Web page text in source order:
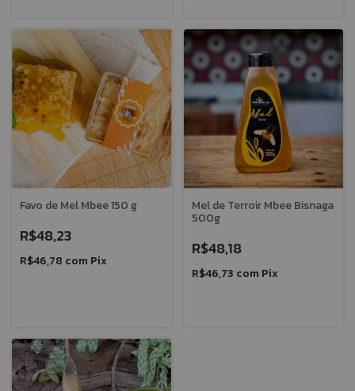
Favo de Mel Mbee 150 g
R$48,23
R$46,78 com Pix
Mel de Terroir Mbee Bisnaga
500g
R$48,18
R$46,73 com Pix